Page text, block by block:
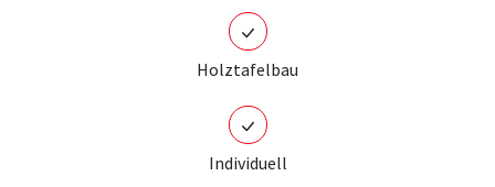
Holztafelbau
Individuell